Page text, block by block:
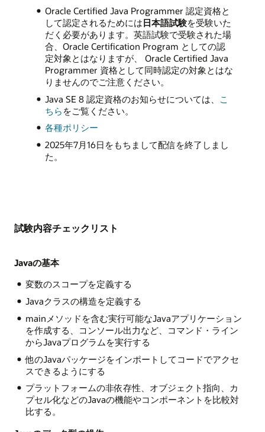
Oracle Certified Java Programmer 認定資格と
して認定されるためには日本語試験を受験いた
だく必要があります。英語試験で受験された場
合、Oracle Certification Program としての認
定対象とはなりますが、 Oracle Certified Java
Programmer 資格として同時認定の対象とはな
りませんのでご注意ください。
Java SE 8 認定資格のお知らせについては、
こ
ちら をご覧ください。
各種ポリシー
2025年7月16日をもちまして配信を終了しまし
た。
試験内容チェックリスト
Javaの基本
変数のスコープを定義する
Javaクラスの構造を定義する
mainメソッドを含む実行可能なJavaアプリケーション
を作成する、コンソール出力など、コマンド・ライン
からJavaプログラムを実行する
他のJavaパッケージをインポートしてコードでアクセ
スできるようにする
プラットフォームの非依存性、オブジェクト指向、カ
プセル化などのJavaの機能やコンポーネントを比較対
比する。